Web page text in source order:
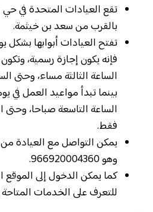
تقع العيادات المتحدة في حي
بالقرب من سعد بن خيثمة.
تفتح العيادات أبوابها
فإنه يكون إجازة رسمية،
الساعة الثالثة مساء، وحتى
بينما تبدأ مواعيد العمل
الساعة التاسعة صباحا، وحتى
فقط.
يمكن التواصل مع العيادة
وهو 966920004360.
كما يمكن الدخول إلى الموقع
للتعرف على الخدمات